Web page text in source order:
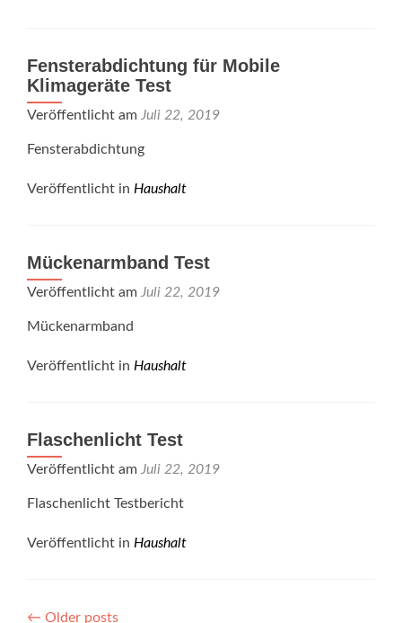
Fensterabdichtung für Mobile
Klimageräte Test
Veröffentlicht am Juli 22, 2019
Fensterabdichtung
Veröffentlicht in Haushalt
Mückenarmband Test
Veröffentlicht am Juli 22, 2019
Mückenarmband
Veröffentlicht in Haushalt
Flaschenlicht Test
Veröffentlicht am Juli 22, 2019
Flaschenlicht Testbericht
Veröffentlicht in Haushalt
← Older posts